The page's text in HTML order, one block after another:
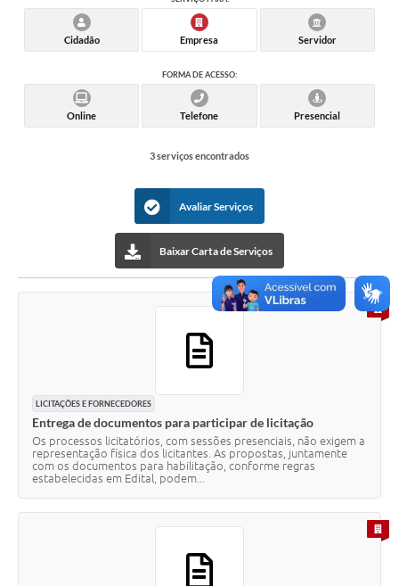
Cidadão Empresa Servidor
FORMA DE ACESSO:
Online Telefone Presencial
3 serviços encontrados
Avaliar Serviços
Baixar Carta de Serviços
LICITAÇÕES E FORNECEDORES
Entrega de documentos para participar de licitação
Os processos licitatórios, com sessões presenciais, não exigem a
representação física dos licitantes. As propostas, juntamente
com os documentos para habilitação, conforme regras
estabelecidas em Edital, podem...
PARA